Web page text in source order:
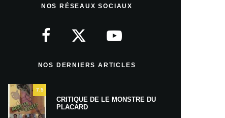
NOS RÉSEAUX SOCIAUX
NOS DERNIERS ARTICLES
7.5
CRITIQUE DE LE MONSTRE DU
PLACARD